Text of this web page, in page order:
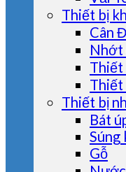
Thiết bị
Cân
Nhớt
Thiết
Thiết
Thiết bị
Bát
Súng
Gỗ